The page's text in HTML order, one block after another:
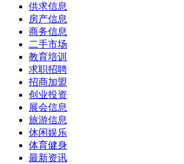
供求信息
房产信息
商务信息
二手市场
教育培训
求职招聘
招商加盟
创业投资
展会信息
旅游信息
休闲娱乐
体育健身
最新资讯